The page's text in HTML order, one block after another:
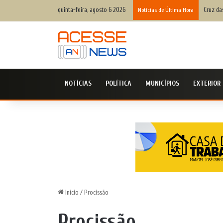
quinta-feira, agosto 6 2026 Notícias de Última Hora Defesa
NOTÍCIAS POLÍTICA MUNICÍPIOS EXTERIOR
Início / Procissão